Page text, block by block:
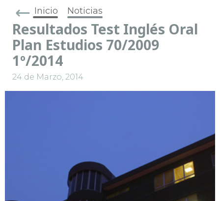
Inicio Noticias
Resultados Test Inglés Oral
Plan Estudios 70/2009
1º/2014
24 de Marzo, 2014